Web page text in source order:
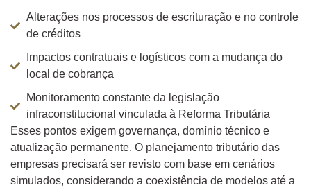
Alterações nos processos de escrituração e no controle
de créditos
Impactos contratuais e logísticos com a mudança do
local de cobrança
Monitoramento constante da legislação
infraconstitucional vinculada à Reforma Tributária
Esses pontos exigem governança, domínio técnico e
atualização permanente. O planejamento tributário das
empresas precisará ser revisto com base em cenários
simulados, considerando a coexistência de modelos até a